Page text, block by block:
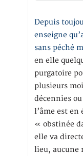
Depuis
enseigne
sans péché
en elle
purgatoire
plusieurs
décennies
l’âme est en
« obstinée
elle va
lieu, aucune